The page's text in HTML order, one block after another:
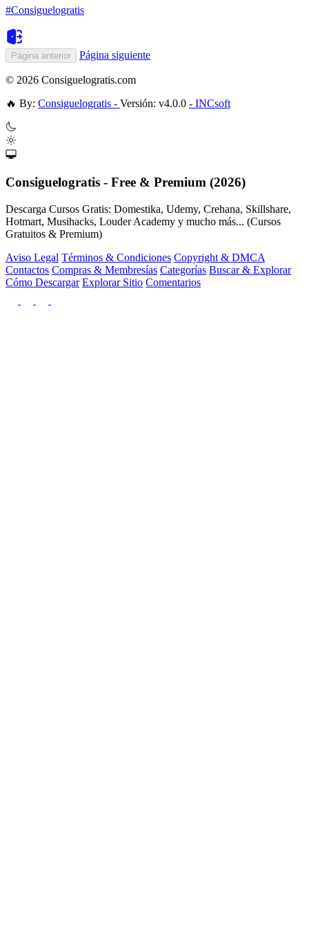
#Consiguelogratis
Página anterior Página siguiente
© 2026 Consiguelogratis.com
🔥 By: Consiguelogratis - Versión: v4.0.0 - INCsoft
Consiguelogratis - Free & Premium (2026)
Descarga Cursos Gratis: Domestika, Udemy, Crehana, Skillshare,
Hotmart, Musihacks, Louder Academy y mucho más... (Cursos
Gratuitos & Premium)
Aviso Legal Términos & Condiciones Copyright & DMCA
Contactos Compras & Membresías Categorías Buscar & Explorar
Cómo Descargar Explorar Sitio Comentarios